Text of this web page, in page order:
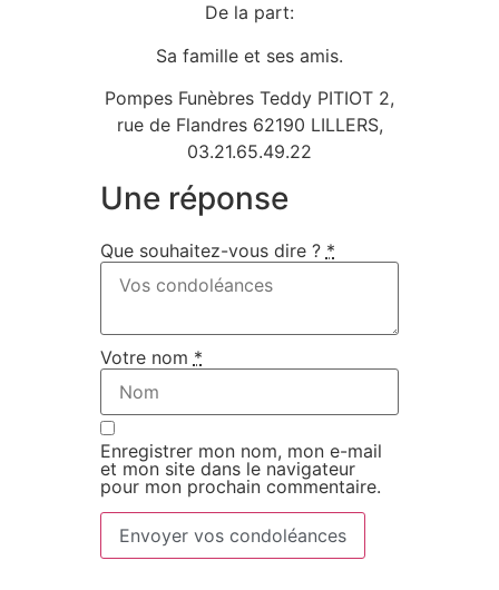
De la part:
Sa famille et ses amis.
Pompes Funèbres Teddy PITIOT 2,
rue de Flandres 62190 LILLERS,
03.21.65.49.22
Une réponse
Que souhaitez-vous dire ? *
Votre nom *
Enregistrer mon nom, mon e-mail
et mon site dans le navigateur
pour mon prochain commentaire.
Envoyer vos condoléances